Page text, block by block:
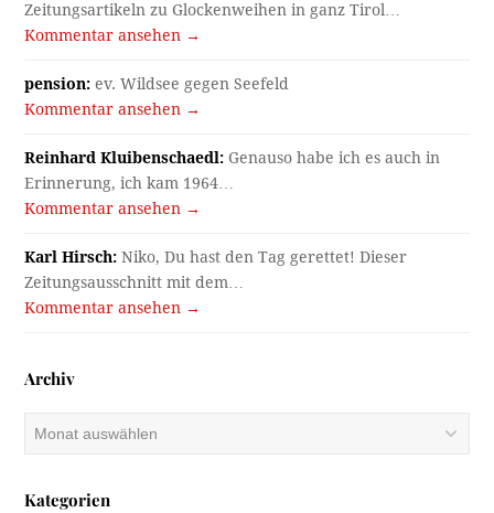
Zeitungsartikeln zu Glockenweihen in ganz Tirol…
Kommentar ansehen →
pension: ev. Wildsee gegen Seefeld
Kommentar ansehen →
Reinhard Kluibenschaedl: Genauso habe ich es auch in
Erinnerung, ich kam 1964…
Kommentar ansehen →
Karl Hirsch: Niko, Du hast den Tag gerettet! Dieser
Zeitungsausschnitt mit dem…
Kommentar ansehen →
Archiv
Archiv
Kategorien